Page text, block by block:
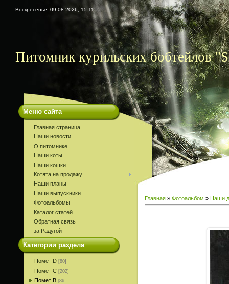
Воскресенье, 09.08.2026, 15:11
Питомник курильских бобтейлов
Меню сайта
Главная страница
Наши новости
О питомнике
Наши коты
Наши кошки
Котята на продажу
Наши планы
Наши выпускники
Фотоальбомы
Каталог статей
Обратная связь
за Радугой
Категории раздела
Помет D [80]
Помет С [202]
Помет В [86]
Главная » Фотоальбом » Наши